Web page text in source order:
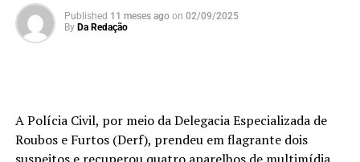
Published 11 meses ago on 02/09/2025
By Da Redação
A Polícia Civil, por meio da Delegacia Especializada de
Roubos e Furtos (Derf), prendeu em flagrante dois